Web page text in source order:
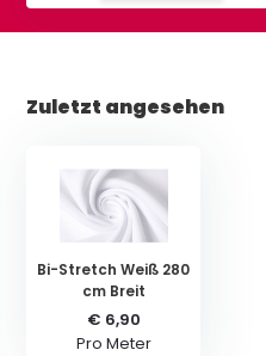
Zuletzt angesehen
Bi-Stretch Weiß 280
cm Breit
€ 6,90
Pro Meter